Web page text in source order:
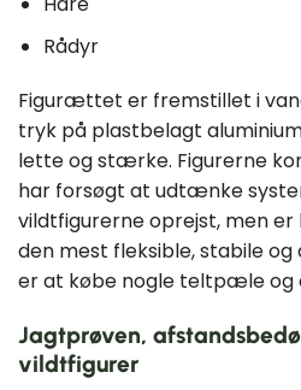
Rådyr
Figurættet er fremstillet i
tryk på plastbelagt
lette og stærke. Figurerne
har forsøgt at udtænke
vildtfigurerne oprejst, men
den mest fleksible, stabile
er at købe nogle teltpæle og
Jagtprøven,
vildtfigurer